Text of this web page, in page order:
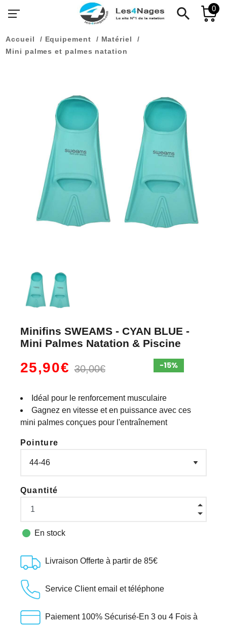
search 0
Accueil Equipement
Matériel
Mini palmes et palmes natation
Minifins SWEAMS - CYAN BLUE -
Mini Palmes Natation & Piscine
25,90€30,00€
Idéal pour le renforcement musculaire
Gagnez en vitesse et en puissance avec ces
mini palmes conçues pour l'entraînement
Pointure
Quantité
 En stock
Livraison Offerte à partir de 85€
Service Client email et téléphone
Paiement 100% Sécurisé-En 3 ou 4 Fois à